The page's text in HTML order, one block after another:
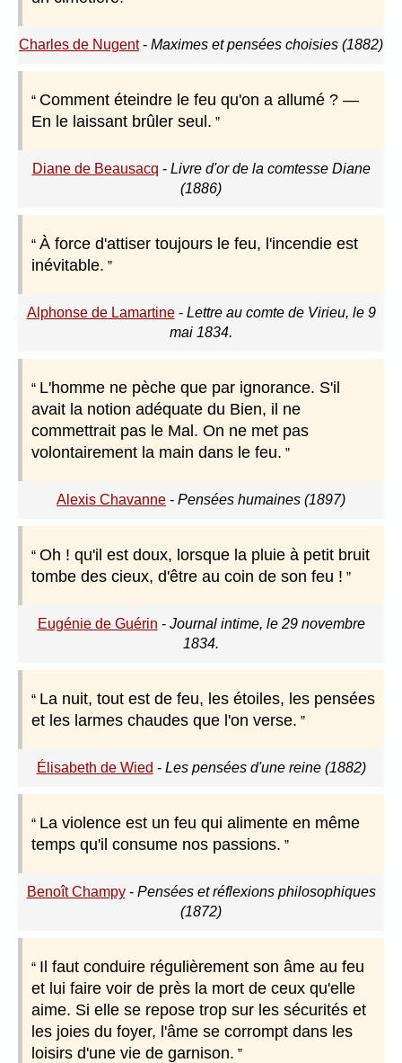
Charles de Nugent- Maximes et pensées choisies (1882)
Comment éteindre le feu qu'on a allumé ? —
En le laissant brûler seul.
Diane de Beausacq - Livre d'or de la comtesse Diane
(1886)
À force d'attiser toujours le feu, l'incendie est
inévitable.
Alphonse de Lamartine- Lettre au comte de Virieu, le 9
mai 1834.
L'homme ne pèche que par ignorance. S'il
avait la notion adéquate du Bien, il ne
commettrait pas le Mal. On ne met pas
volontairement la main dans le feu.
Alexis Chavanne - Pensées humaines (1897)
Oh ! qu'il est doux, lorsque la pluie à petit bruit
tombe des cieux, d'être au coin de son feu !
Eugénie de Guérin - Journal intime, le 29 novembre
1834.
La nuit, tout est de feu, les étoiles, les pensées
et les larmes chaudes que l'on verse.
Élisabeth de Wied - Les pensées d'une reine (1882)
La violence est un feu qui alimente en même
temps qu'il consume nos passions.
Benoît Champy- Pensées et réflexions philosophiques
(1872)
Il faut conduire régulièrement son âme au feu
et lui faire voir de près la mort de ceux qu'elle
aime. Si elle se repose trop sur les sécurités et
les joies du foyer, l'âme se corrompt dans les
loisirs d'une vie de garnison.